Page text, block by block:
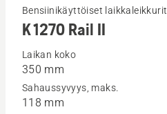
Katso
lisätietoja
tuotteesta
K 1270
Rail
Bensiinikäyttöiset laikkaleikkurit
K 1270 Rail II
Laikan koko
350 mm
Sahaussyvyys, maks.
118 mm